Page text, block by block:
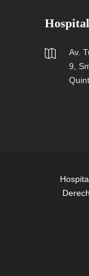
Av.
9,